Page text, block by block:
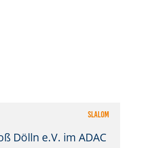
Slalom
Dölln e.V. im ADAC